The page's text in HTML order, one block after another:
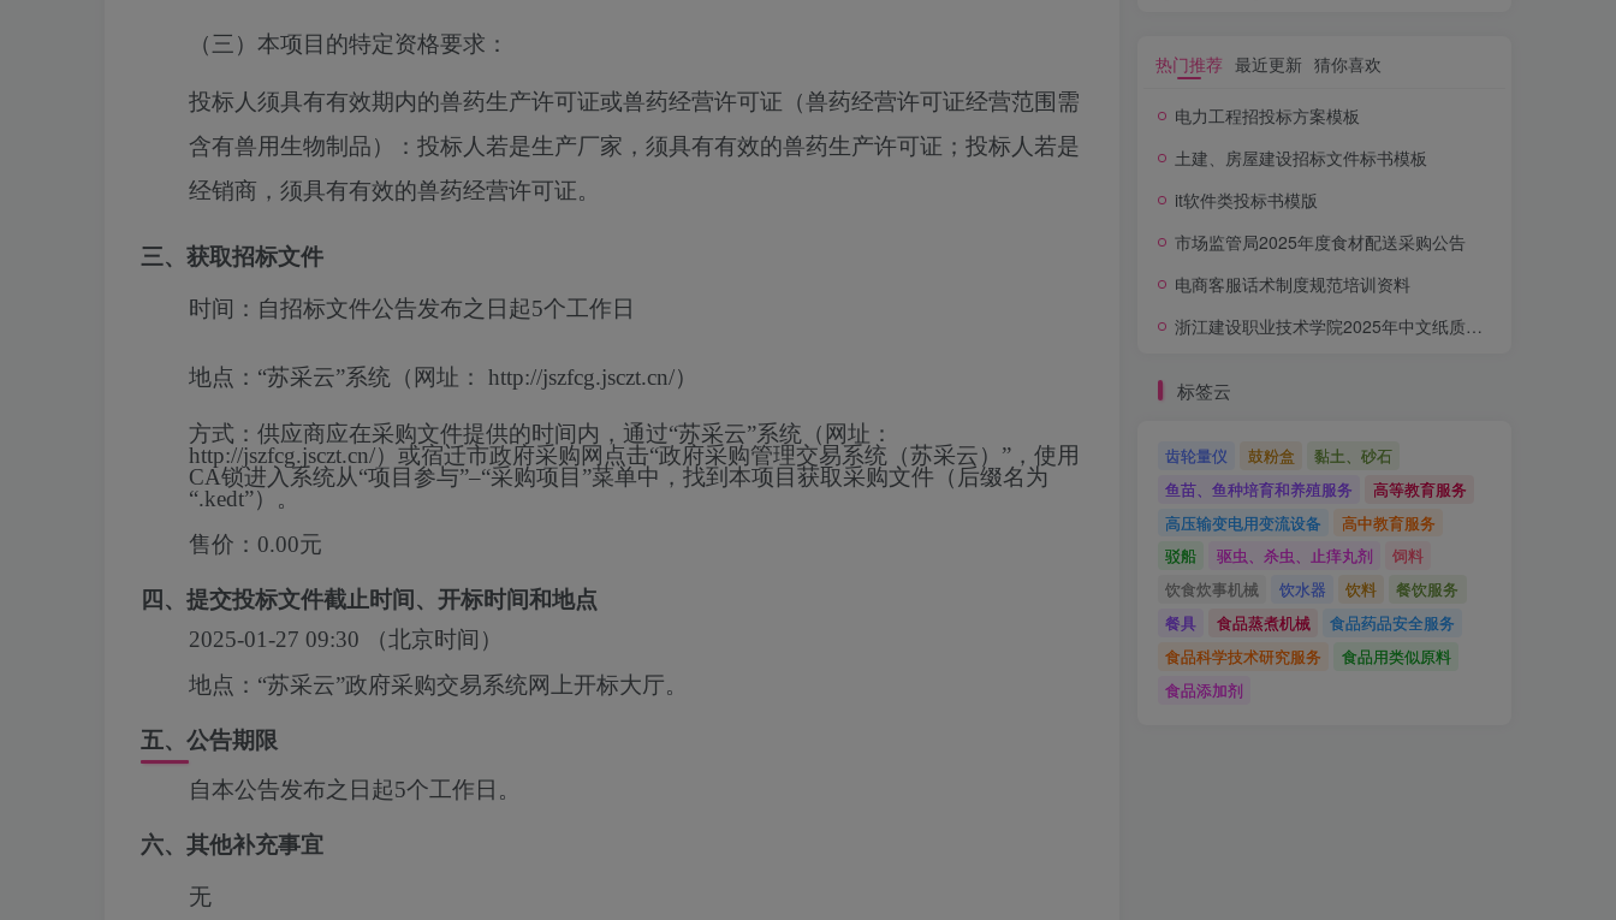
（三）本项目的特定资格要求：
投标人须具有有效期内的兽药生产许可证或兽药经营许可证（兽药经营许可证经营范围需
含有兽用生物制品）：投标人若是生产厂家，须具有有效的兽药生产许可证；投标人若是
经销商，须具有有效的兽药经营许可证。
三、获取招标文件
时间： 自招标文件公告发布之日起5个工作日
地点： “苏采云”系统（网址： http://jszfcg.jsczt.cn/）
方式： 供应商应在采购文件提供的时间内，通过“苏采云”系统（网址：
http://jszfcg.jsczt.cn/）或宿迁市政府采购网点击“政府采购管理交易系统（苏采云）”，使用
CA锁进入系统从“项目参与”–“采购项目”菜单中，找到本项目获取采购文件（后缀名为
“.kedt”）。
售价： 0.00元
四、提交投标文件截止时间、开标时间和地点
2025-01-27 09:30 （北京时间）
地点： “苏采云”政府采购交易系统网上开标大厅。
五、公告期限
自本公告发布之日起5个工作日。
六、其他补充事宜
无
热门推荐 最近更新 猜你喜欢
电力工程招投标方案模板
土建、房屋建设招标文件标书模板
it软件类投标书模版
市场监管局2025年度食材配送采购公告
电商客服话术制度规范培训资料
浙江建设职业技术学院2025年中文纸质图书采购项目公开招标公告
标签云
齿轮量仪 鼓粉盒
黏土、砂石
鱼苗、鱼种培育和养殖服务
高等教育服务
高压输变电用变流设备
高中教育服务
驳船
驱虫、杀虫、止痒丸剂
饲料
饮食炊事机械
饮水器 饮料
餐饮服务
餐具
食品蒸煮机械
食品药品安全服务
食品科学技术研究服务
食品用类似原料
食品添加剂